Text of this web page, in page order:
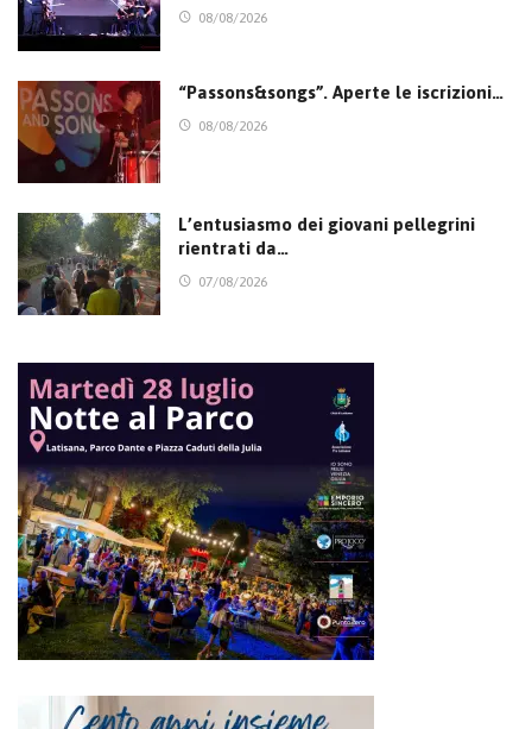
08/08/2026
“Passons&songs”. Aperte le iscrizioni…
08/08/2026
L’entusiasmo dei giovani pellegrini
rientrati da…
07/08/2026